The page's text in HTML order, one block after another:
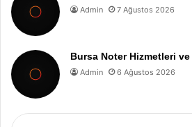
Admin 7 Ağustos 2026
Bursa Noter Hizmetleri
Admin 6 Ağustos 2026